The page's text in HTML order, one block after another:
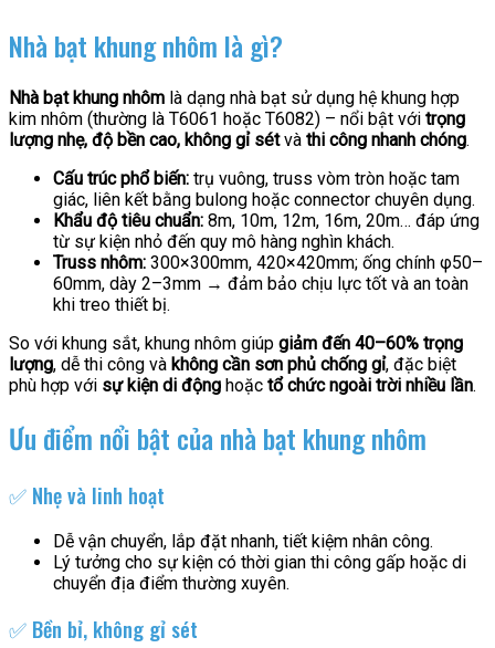
Nhà bạt khung nhôm là gì?
Nhà bạt khung nhôm là dạng nhà bạt sử dụng hệ khung hợp
kim nhôm (thường là T6061 hoặc T6082) – nổi bật với trọng
lượng nhẹ, độ bền cao, không gỉ sétvà thi công nhanh chóng.
Cấu trúc phổ biến: trụ vuông, truss vòm tròn hoặc tam
giác, liên kết bằng bulong hoặc connector chuyên dụng.
Khẩu độ tiêu chuẩn: 8m, 10m, 12m, 16m, 20m… đáp ứng
từ sự kiện nhỏ đến quy mô hàng nghìn khách.
Truss nhôm: 300×300mm, 420×420mm; ống chính φ50–
60mm, dày 2–3mm → đảm bảo chịu lực tốt và an toàn
khi treo thiết bị.
So với khung sắt, khung nhôm giúp giảm đến 40–60% trọng
lượng, dễ thi công và không cần sơn phủ chống gỉ, đặc biệt
phù hợp với sự kiện di động hoặc tổ chức ngoài trời nhiều lần.
Ưu điểm nổi bật của nhà bạt khung nhôm
✅ Nhẹ và linh hoạt
Dễ vận chuyển, lắp đặt nhanh, tiết kiệm nhân công.
Lý tưởng cho sự kiện có thời gian thi công gấp hoặc di
chuyển địa điểm thường xuyên.
✅ Bền bỉ, không gỉ sét